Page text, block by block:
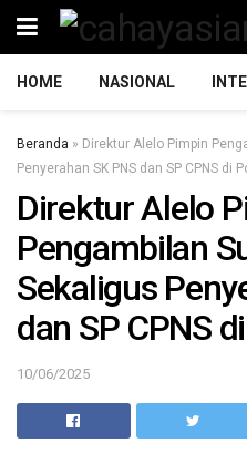
HOME NASIONAL
Beranda » Direktur Alelo Pimpin
Penyerahan SK PNS dan SP CPNS di
Direktur Alelo
Pengambilan
Sekaligus
dan SP CPNS
10/06/2025